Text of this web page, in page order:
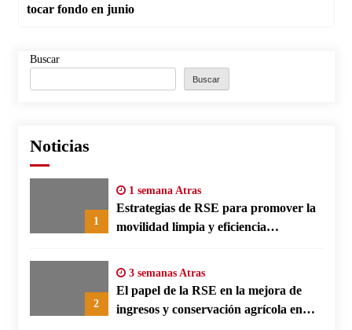
tocar fondo en junio
Buscar
Buscar
Noticias
1
1 semana Atras
Estrategias de RSE para promover la
movilidad limpia y eficiencia
2
3 semanas Atras
El papel de la RSE en la mejora de
ingresos y conservación agrícola en